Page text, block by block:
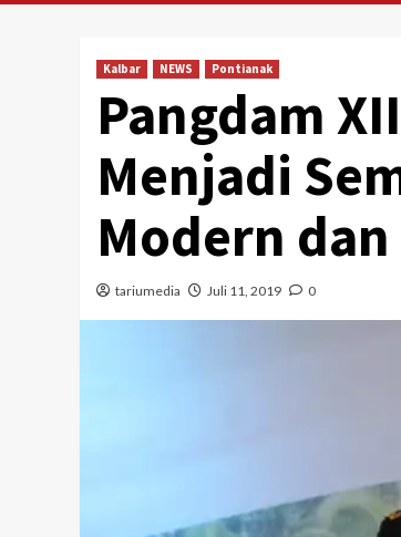
Kalbar NEWS Pontianak
Pangdam
Menjadi
Modern
tariumedia Juli 11, 2019 0